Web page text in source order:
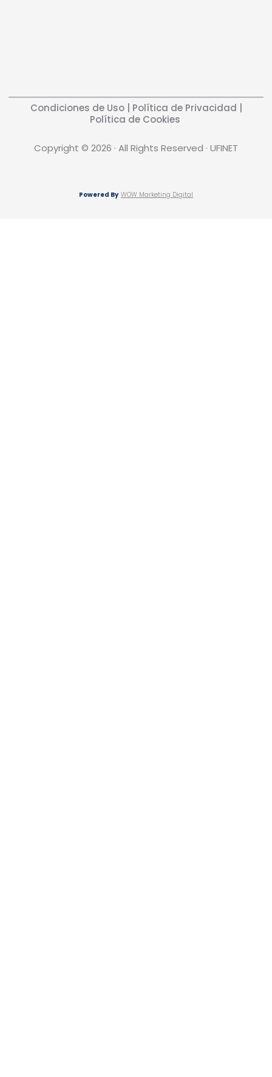
Condiciones de Uso| Política de Privacidad
Política de Cookies
Copyright © 2026 · All Rights Reserved · UFINET
Powered By WOW Marketing Digital